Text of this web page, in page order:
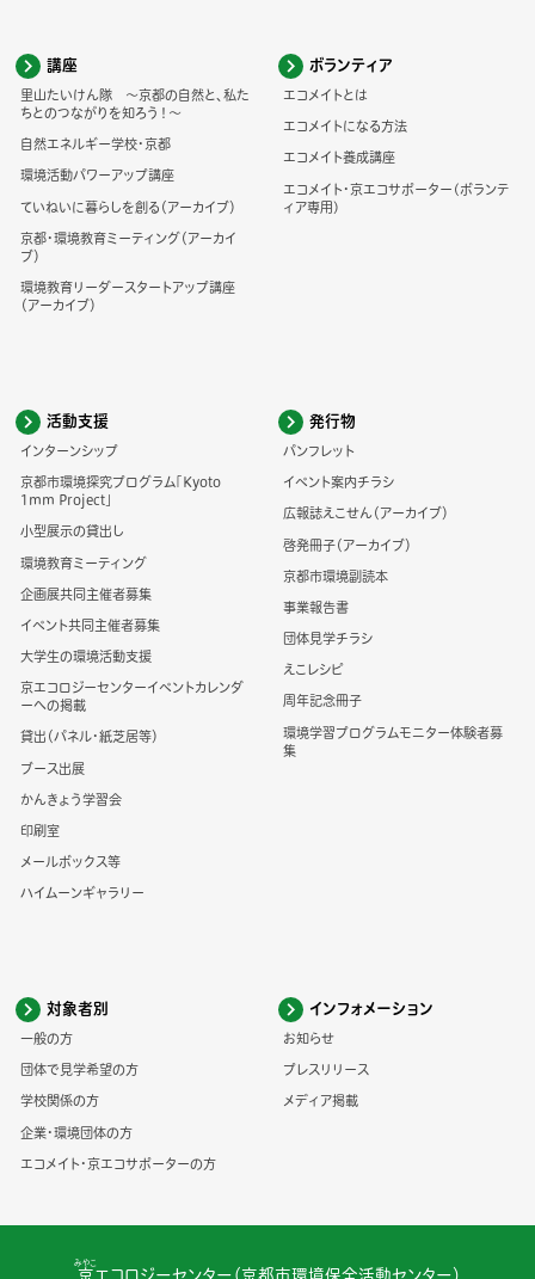
講座
里山たいけん隊 ～京都の自然と、私た
ちとのつながりを知ろう！～
自然エネルギー学校・京都
環境活動パワーアップ講座
ていねいに暮らしを創る（アーカイブ）
京都・環境教育ミーティング（アーカイ
ブ）
環境教育リーダースタートアップ講座
（アーカイブ）
ボランティア
エコメイトとは
エコメイトになる方法
エコメイト養成講座
エコメイト・京エコサポーター(ボランテ
ィア専用)
活動支援
インターンシップ
京都市環境探究プログラム「Kyoto
1mm Project」
小型展示の貸出し
環境教育ミーティング
企画展共同主催者募集
イベント共同主催者募集
大学生の環境活動支援
京エコロジーセンターイベントカレンダ
ーへの掲載
貸出（パネル・紙芝居等）
ブース出展
かんきょう学習会
印刷室
メールボックス等
ハイムーンギャラリー
発行物
パンフレット
イベント案内チラシ
広報誌えこせん（アーカイブ）
啓発冊子（アーカイブ）
京都市環境副読本
事業報告書
団体見学チラシ
えこレシピ
周年記念冊子
環境学習プログラムモニター体験者募
集
対象者別
一般の方
団体で見学希望の方
学校関係の方
企業・環境団体の方
エコメイト・京エコサポーターの方
インフォメーション
お知らせ
プレスリリース
メディア掲載
京
みやこ
エコロジーセンター（京都市環境保全活動センター）